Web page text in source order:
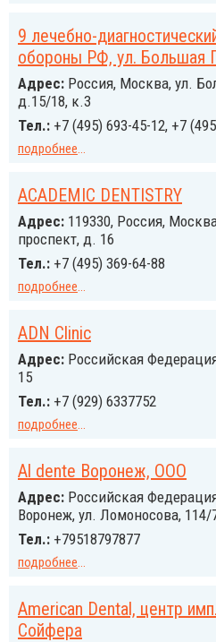
9 лечебно-
обороны РФ, ул. Большая
Адрес: Россия, Москва, ул.
д.15/18, к.3
Тел.: +7 (495) 693-45-12, +7
подробнее...
ACADEMIC DENTISTRY
Адрес: 119330, Россия,
проспект, д. 16
Тел.: +7 (495) 369-64-88
подробнее...
ADN Clinic
Адрес: Российcкая
15
Тел.: +7 (929) 6337752
подробнее...
Al dente Воронеж, ООО
Адрес: Российcкая
Воронеж, ул. Ломоносова, 114/
Тел.: +79518797877
подробнее...
American Dental, центр
Сойфера